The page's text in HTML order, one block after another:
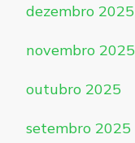
dezembro 2025
novembro 2025
outubro 2025
setembro 2025